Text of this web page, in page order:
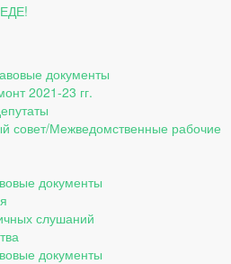
документы
2021-23 гг.
совет/Межведомственные рабочие
документы
слушаний
документы